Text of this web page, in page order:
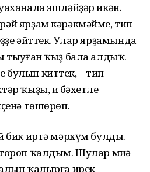
эшләйҙәр икән.
ярҙам кәрәкмәйме, тип
әйттек. Улар ярҙамында
тыуған ҡыҙ бала алдыҡ.
киттек, – тип
ҡыҙы, иң бәхетле
төшөрөп.
бик иртә мәрхүм булды.
ҡалдым. Шулар миңә
ҡалырға ирек